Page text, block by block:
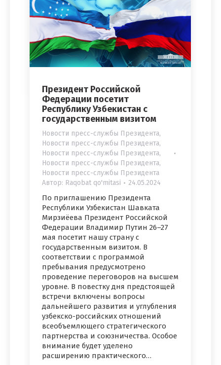
Президент Российской
Федерации посетит
Республику Узбекистан с
государственным визитом
Новости пресс-службы Президента,
Новости пресс-службы Президента,
Новости пресс-службы Президента,
Новости пресс-службы Президента,
Новости пресс-службы Президента
Автор: Raqobat qo'mitasi 24.05.2024
По приглашению Президента
Республики Узбекистан Шавката
Мирзиёева Президент Российской
Федерации Владимир Путин 26–27
мая посетит нашу страну с
государственным визитом. В
соответствии с программой
пребывания предусмотрено
проведение переговоров на высшем
уровне. В повестку дня предстоящей
встречи включены вопросы
дальнейшего развития и углубления
узбекско-российских отношений
всеобъемлющего стратегического
партнерства и союзничества. Особое
внимание будет уделено
расширению практического…